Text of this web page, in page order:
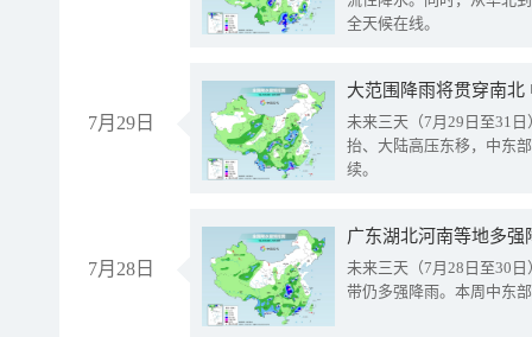
全天候在线。
7月29日
大范围降雨将贯穿南
未来三天（7月29日至31
抬、大陆高压东移，中东
续。
7月28日
广东湖北河南等地多
未来三天（7月28日至30
带仍多强降雨。本周中东